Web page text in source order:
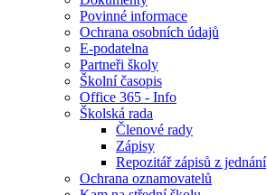
Povinné informace
Ochrana osobních údajů
E-podatelna
Partneři školy
Školní časopis
Office 365 - Info
Školská rada
Členové rady
Zápisy
Repozitář zápisů z jednání
Ochrana oznamovatelů